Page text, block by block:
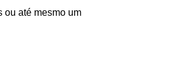
ou até mesmo um